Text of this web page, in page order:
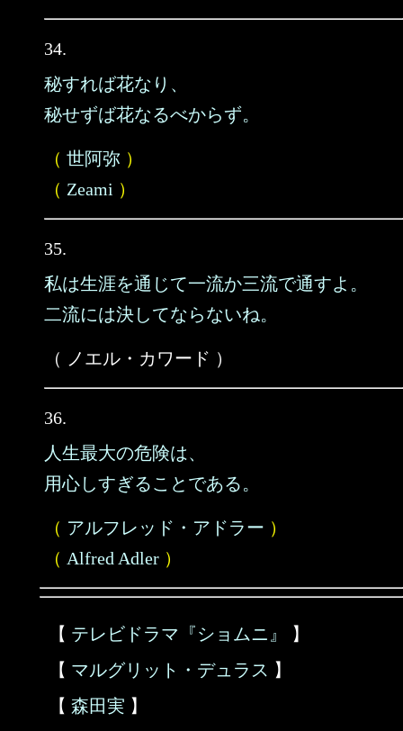
34.
秘すれば花なり、
秘せずば花なるべからず。
（ 世阿弥 ）
（ Zeami ）
35.
私は生涯を通じて一流か三流で通すよ。
二流には決してならないね。
（ ノエル・カワード ）
36.
人生最大の危険は、
用心しすぎることである。
（ アルフレッド・アドラー ）
（ Alfred Adler ）
【 テレビドラマ『ショムニ』
】
【 マルグリット・デュラス 】
【 森田実 】